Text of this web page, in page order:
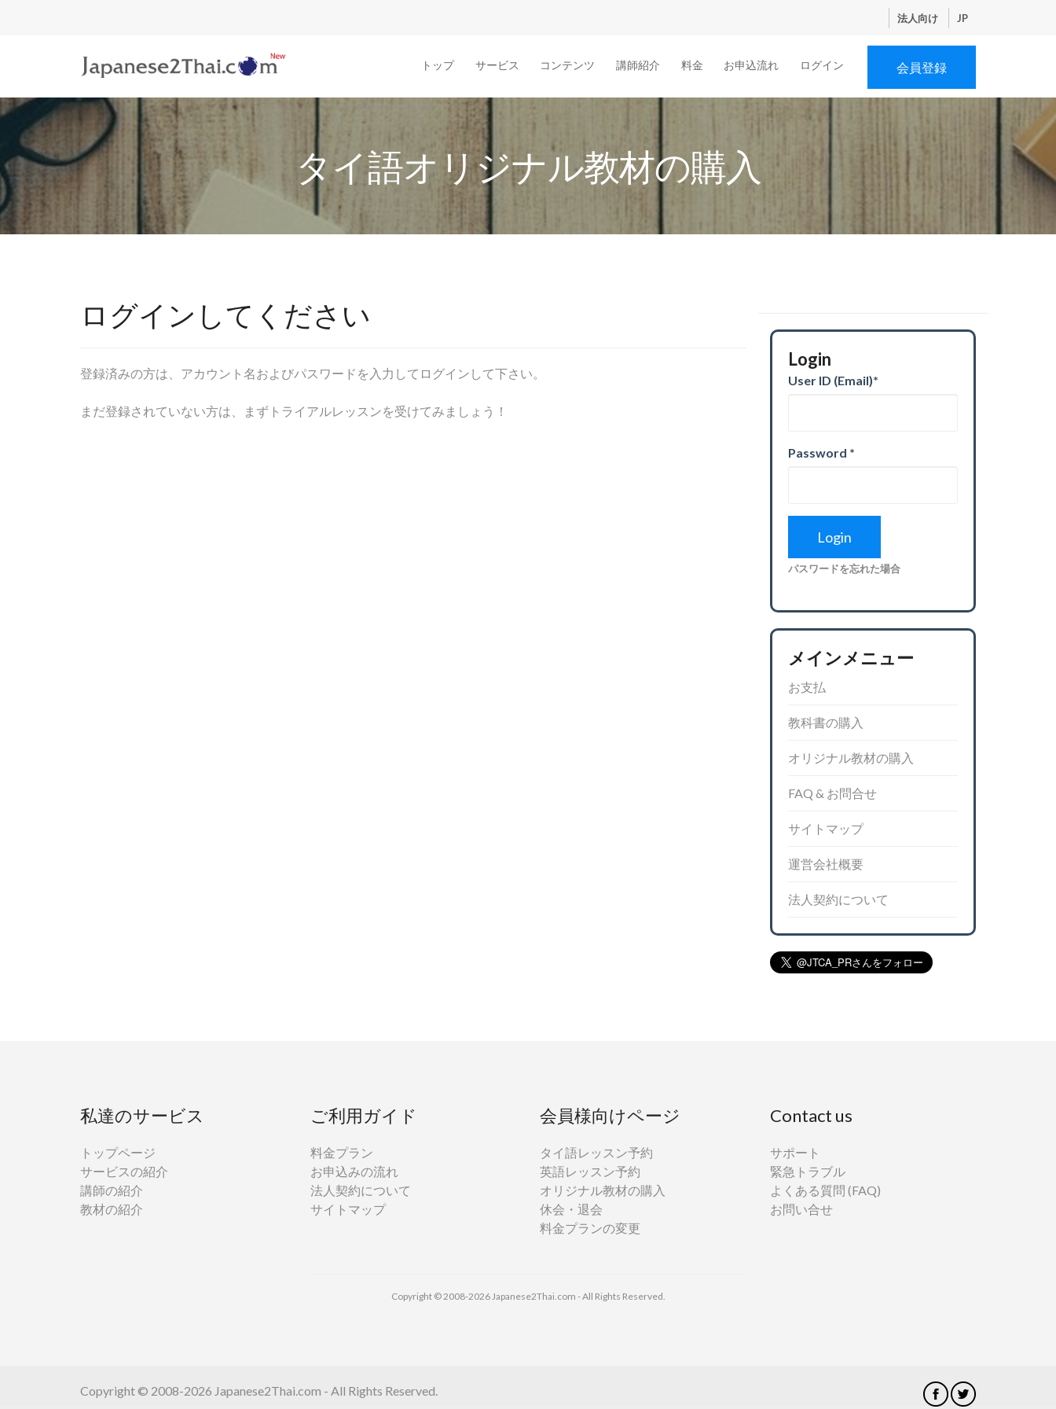
法人向け JP
会員登録
トップ サービス コンテンツ 講師紹介 料金 お申込流れ ログイン
タイ語オリジナル教材の購入
ログインしてください
登録済みの方は、アカウント名およびパスワードを入力してログインして下さい。
まだ登録されていない方は、まずトライアルレッスンを受けてみましょう！
Login
User ID (Email)*
Password *
パスワードを忘れた場合
メインメニュー
お支払
教科書の購入
オリジナル教材の購入
FAQ & お問合せ
サイトマップ
運営会社概要
法人契約について
私達のサービス
トップページ
サービスの紹介
講師の紹介
教材の紹介
ご利用ガイド
料金プラン
お申込みの流れ
法人契約について
サイトマップ
会員様向けページ
タイ語レッスン予約
英語レッスン予約
オリジナル教材の購入
休会・退会
料金プランの変更
Contact us
サポート
緊急トラブル
よくある質問 (FAQ)
お問い合せ
Copyright © 2008-2026 Japanese2Thai.com - All Rights Reserved.
Copyright © 2008-2026 Japanese2Thai.com - All Rights Reserved.